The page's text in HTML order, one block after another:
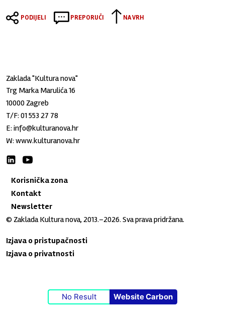
PODIJELI PREPORUČI NA VRH
Zaklada "Kultura nova"
Trg Marka Marulića 16
10000 Zagreb
T/F:01 553 27 78
E:info@kulturanova.hr
W:www.kulturanova.hr
Korisnička zona
Kontakt
Newsletter
© Zaklada Kultura nova, 2013.–2026. Sva prava pridržana.
Izjava o pristupačnosti
Izjava o privatnosti
No Result Website Carbon